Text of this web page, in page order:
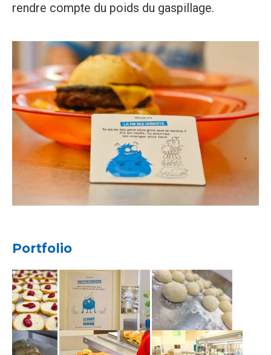
rendre compte du poids du gaspillage.
Portfolio